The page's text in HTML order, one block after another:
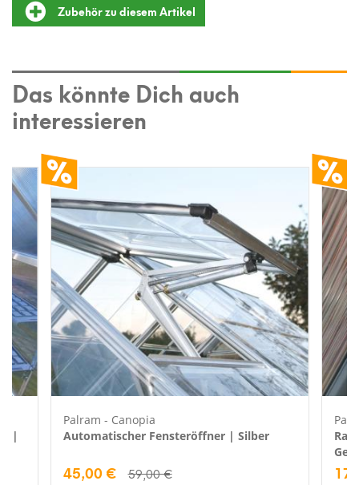
Zubehör zu diesem Artikel
Das könnte Dich auch
interessieren
|
Palram - Canopia
Automatischer Fensteröffner | Silber
45,00 € 59,00 €